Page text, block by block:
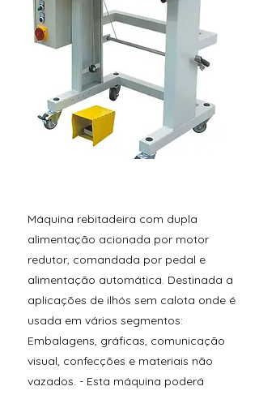
Máquina rebitadeira com dupla
alimentação acionada por motor
redutor, comandada por pedal e
alimentação automática. Destinada a
aplicações de ilhós sem calota onde é
usada em vários segmentos:
Embalagens, gráficas, comunicação
visual, confecções e materiais não
vazados. - Esta máquina poderá